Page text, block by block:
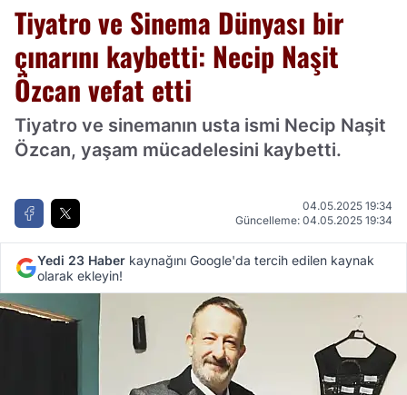
Tiyatro ve Sinema Dünyası bir
çınarını kaybetti: Necip Naşit
Özcan vefat etti
Tiyatro ve sinemanın usta ismi Necip Naşit
Özcan, yaşam mücadelesini kaybetti.
04.05.2025 19:34
Güncelleme: 04.05.2025 19:34
Yedi 23 Haber kaynağını Google'da tercih edilen kaynak
olarak ekleyin!